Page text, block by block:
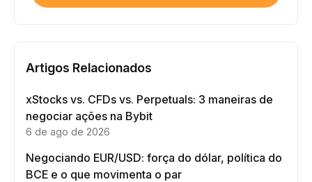
Artigos Relacionados
xStocks vs. CFDs vs. Perpetuals: 3 maneiras de
negociar ações na Bybit
6 de ago de 2026
Negociando EUR/USD: força do dólar, política do
BCE e o que movimenta o par